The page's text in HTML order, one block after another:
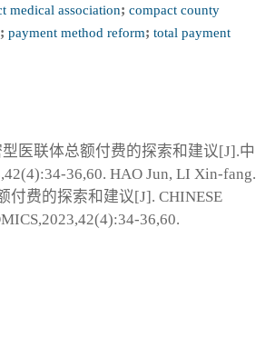
medical association; compact county
; payment method reform; total payment
医联体总额付费的探索和建议[J].中
36,60. HAO Jun, LI Xin-fang.
付费的探索和建议[J]. CHINESE
36,60.